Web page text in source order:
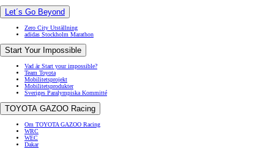
Let´s Go Beyond
Zero City Utställning
adidas Stockholm Marathon
Start Your Impossible
Vad är Start your impossible?
Team Toyota
Mobilitetsprojekt
Mobilitetsprodukter
Sveriges Paralympiska Kommitté
TOYOTA GAZOO Racing
Om TOYOTA GAZOO Racing
WRC
WEC
Dakar